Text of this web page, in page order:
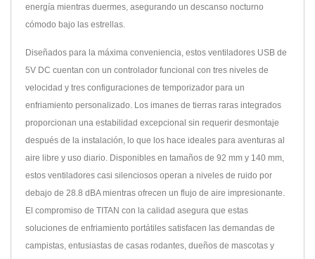
energía mientras duermes, asegurando un descanso nocturno
cómodo bajo las estrellas.
Diseñados para la máxima conveniencia, estos ventiladores USB de
5V DC cuentan con un controlador funcional con tres niveles de
velocidad y tres configuraciones de temporizador para un
enfriamiento personalizado. Los imanes de tierras raras integrados
proporcionan una estabilidad excepcional sin requerir desmontaje
después de la instalación, lo que los hace ideales para aventuras al
aire libre y uso diario. Disponibles en tamaños de 92 mm y 140 mm,
estos ventiladores casi silenciosos operan a niveles de ruido por
debajo de 28.8 dBA mientras ofrecen un flujo de aire impresionante.
El compromiso de TITAN con la calidad asegura que estas
soluciones de enfriamiento portátiles satisfacen las demandas de
campistas, entusiastas de casas rodantes, dueños de mascotas y